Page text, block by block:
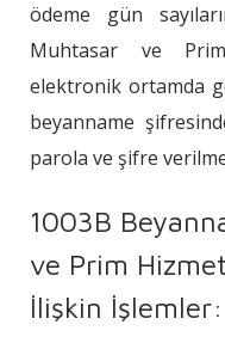
ödeme gün
Muhtasar ve
elektronik ortamda
beyanname
parola ve şifre
1003B
ve Prim
İlişkin İşlemler: